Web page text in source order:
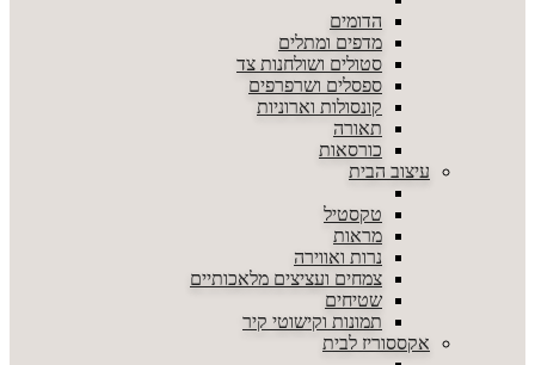
הדומים
מדפים ומתלים
סטולים ושולחנות צד
ספסלים ושרפרפים
קונסולות וארוניות
תאורה
כורסאות
עיצוב הבית
טקסטיל
מראות
נרות ואווירה
צמחים ועציצים מלאכותיים
שטיחים
תמונות וקישוטי קיר
אקססוריז לבית